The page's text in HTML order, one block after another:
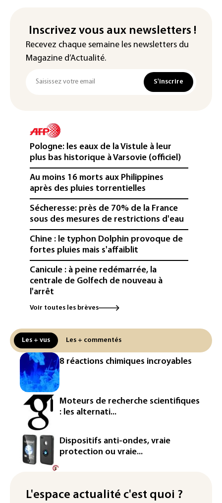
Inscrivez vous aux newsletters !
Recevez chaque semaine les newsletters du
Magazine d’Actualité.
S'inscrire
Pologne: les eaux de la Vistule à leur
plus bas historique à Varsovie (officiel)
Au moins 16 morts aux Philippines
après des pluies torrentielles
Sécheresse: près de 70% de la France
sous des mesures de restrictions d'eau
Chine : le typhon Dolphin provoque de
fortes pluies mais s'affaiblit
Canicule : à peine redémarrée, la
centrale de Golfech de nouveau à
l'arrêt
Hong Kong enregistre un record de
Canicule: à peine redémarrée, la
centrale de Golfech de nouveau à
l'arrêt
Amazon fait construire au Texas une
immense centrale à gaz pour ses
centres de données
L'UE demande à Meta et TikTok de
renforcer la surveillance et la
vérification des faits après l'affaire de
Ceuta
production d'électricité lors de l'éclipse
solaire
Voir toutes les brèves
Les + vus Les + commentés
8 réactions chimiques incroyables
Moteurs de recherche scientifiques
: les alternati...
Dispositifs anti-ondes, vraie
protection ou vraie...
L'espace actualité c'est quoi ?